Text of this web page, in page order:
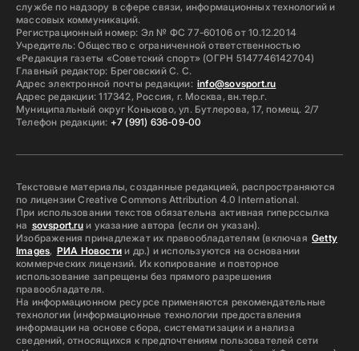
службе по надзору в сфере связи, информационных технологий и
массовых коммуникаций.
Регистрационный номер: Эл № ФС 77-60106 от 10.12.2014
Учредитель: Общество с ограниченной ответственностью
«Редакция газеты «Советский спорт» (ОГРН 5147746142704)
Главный редактор: Бреговский С. С.
Адрес электронной почты редакции: info@sovsport.ru
Адрес редакции: 117342, Россия, г. Москва, вн.тер.г.
Муниципальный округ Коньково, ул. Бутлерова, 17, помещ. 2/7
Телефон редакции: +7 (991) 636-09-00
Текстовые материалы, созданные редакцией, распространяются
по лицензии Creative Commons Attribution 4.0 International.
При использовании текстов обязательна активная гиперссылка
на sovsport.ruи указание автора (если он указан).
Изображения принадлежат их правообладателям (включая Getty
Images, РИА Новостии др.) и используются на основании
коммерческих лицензий. Их копирование и повторное
использование запрещены без прямого разрешения
правообладателя.
На информационном ресурсе применяются рекомендательные
технологии (информационные технологии предоставления
информации на основе сбора, систематизации и анализа
сведений, относящихся к предпочтениям пользователей сети